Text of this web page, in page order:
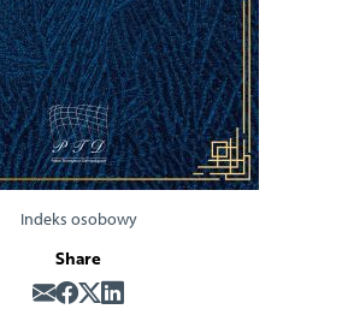
Indeks osobowy
Share